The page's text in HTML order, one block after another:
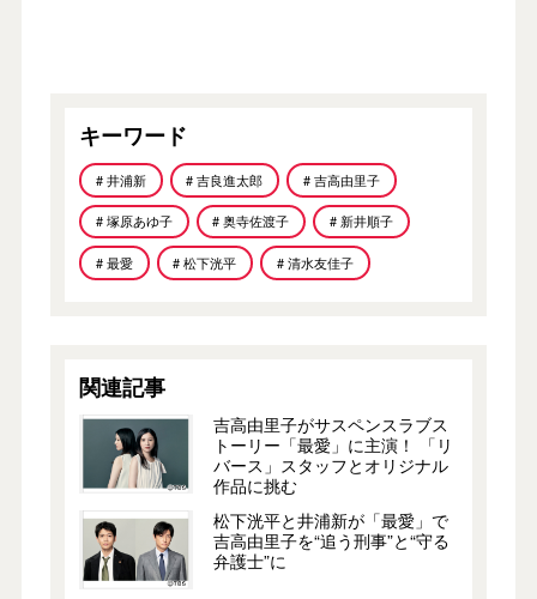
キーワード
# 井浦新 # 吉良進太郎 # 吉高由里子
# 塚原あゆ子 # 奥寺佐渡子 # 新井順子
# 最愛 # 松下洸平 # 清水友佳子
関連記事
吉高由里子がサスペンスラブス
トーリー「最愛」に主演！ 「リ
バース」スタッフとオリジナル
作品に挑む
松下洸平と井浦新が「最愛」で
吉高由里子を“追う刑事”と“守る
弁護士”に